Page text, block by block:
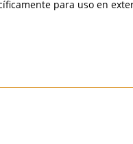
para uso en